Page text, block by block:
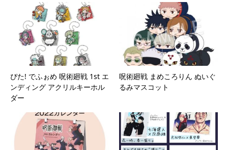
ぴた! でふぉめ 呪術廻戦 1st エ
ンディング アクリルキーホル
ダー
呪術廻戦 まめころりん ぬいぐ
るみマスコット